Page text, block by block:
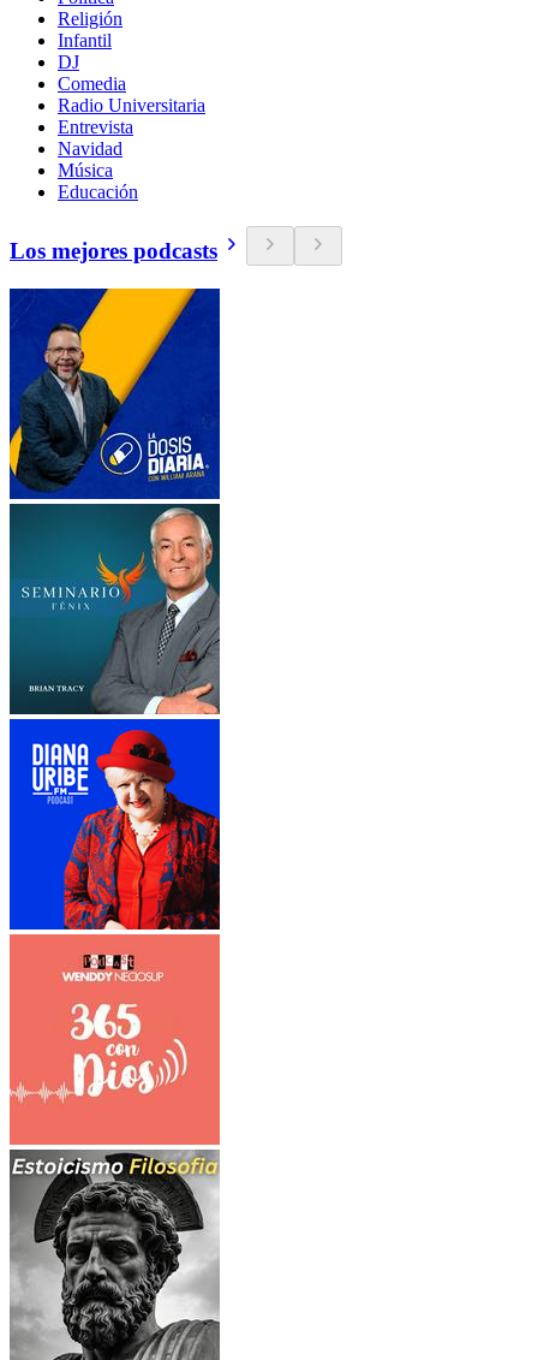
Religión
Infantil
DJ
Comedia
Radio Universitaria
Entrevista
Navidad
Música
Educación
Los mejores podcasts